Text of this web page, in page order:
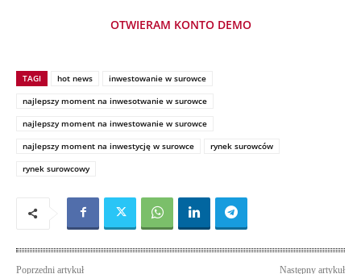
OTWIERAM KONTO DEMO
TAGI hot news
inwestowanie w surowce
najlepszy moment na inwesotwanie w surowce
najlepszy moment na inwestowanie w surowce
najlepszy moment na inwestycję w surowce
rynek surowców
rynek surowcowy
Poprzedni artykuł
Następny artykuł